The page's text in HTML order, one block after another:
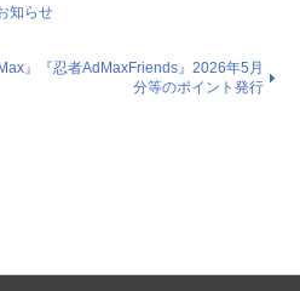
知らせ
』『忍者AdMaxFriends』2026年5月
分等のポイント発行